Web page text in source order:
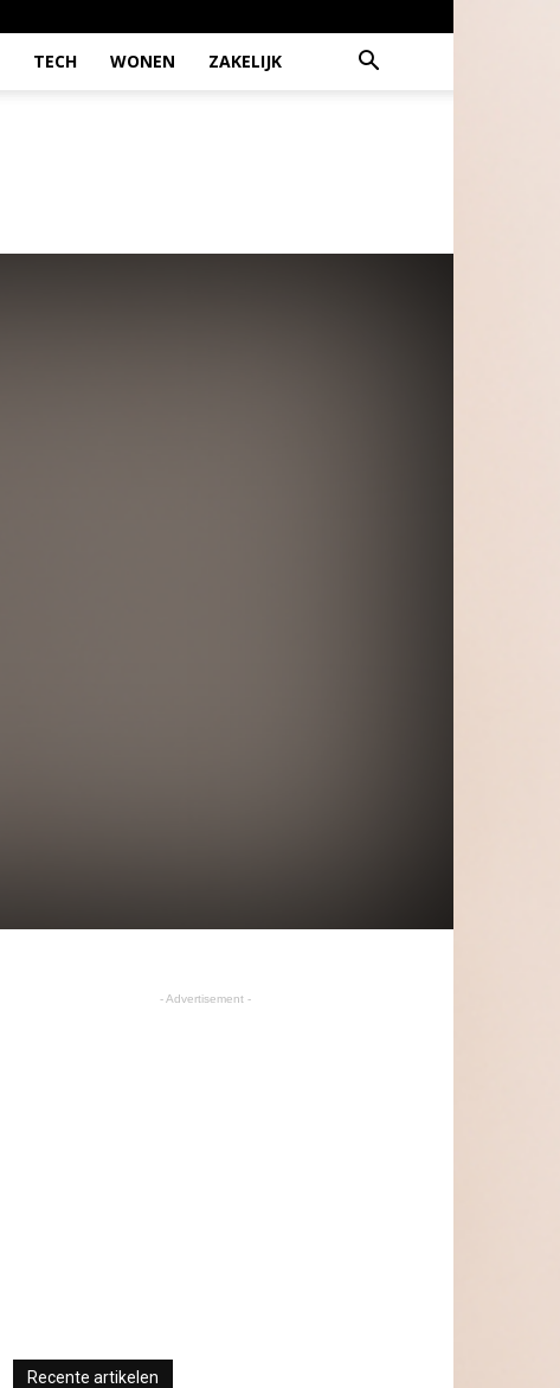
TECH WONEN ZAKELIJK
- Advertisement -
Recente artikelen